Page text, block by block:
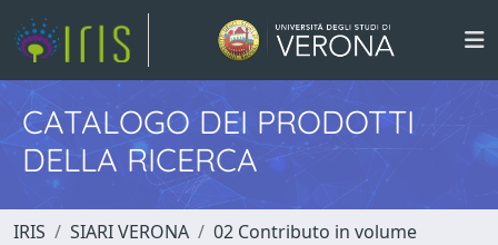
CATALOGO DEI PRODOTTI
DELLA RICERCA
IRIS SIARI VERONA
02 Contributo in volume